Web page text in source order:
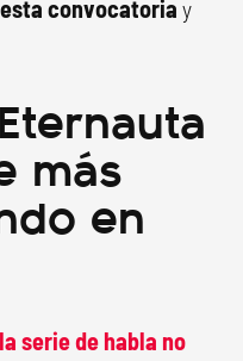
convocatoria y
más
en
serie de habla no